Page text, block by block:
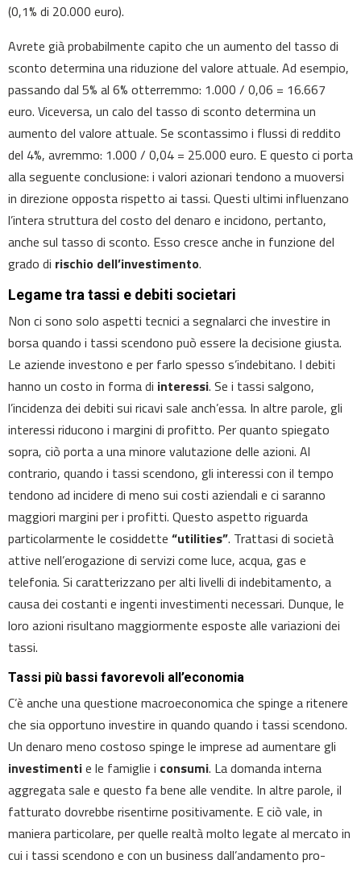
(0,1% di 20.000 euro).
Avrete già probabilmente capito che un aumento del tasso di
sconto determina una riduzione del valore attuale. Ad esempio,
passando dal 5% al 6% otterremmo: 1.000 / 0,06 = 16.667
euro. Viceversa, un calo del tasso di sconto determina un
aumento del valore attuale. Se scontassimo i flussi di reddito
del 4%, avremmo: 1.000 / 0,04 = 25.000 euro. E questo ci porta
alla seguente conclusione: i valori azionari tendono a muoversi
in direzione opposta rispetto ai tassi. Questi ultimi influenzano
l’intera struttura del costo del denaro e incidono, pertanto,
anche sul tasso di sconto. Esso cresce anche in funzione del
grado di rischio dell’investimento.
Legame tra tassi e debiti societari
Non ci sono solo aspetti tecnici a segnalarci che investire in
borsa quando i tassi scendono può essere la decisione giusta.
Le aziende investono e per farlo spesso s’indebitano. I debiti
hanno un costo in forma di interessi. Se i tassi salgono,
l’incidenza dei debiti sui ricavi sale anch’essa. In altre parole, gli
interessi riducono i margini di profitto. Per quanto spiegato
sopra, ciò porta a una minore valutazione delle azioni. Al
contrario, quando i tassi scendono, gli interessi con il tempo
tendono ad incidere di meno sui costi aziendali e ci saranno
maggiori margini per i profitti. Questo aspetto riguarda
particolarmente le cosiddette “utilities”. Trattasi di società
attive nell’erogazione di servizi come luce, acqua, gas e
telefonia. Si caratterizzano per alti livelli di indebitamento, a
causa dei costanti e ingenti investimenti necessari. Dunque, le
loro azioni risultano maggiormente esposte alle variazioni dei
tassi.
Tassi più bassi favorevoli all’economia
C’è anche una questione macroeconomica che spinge a ritenere
che sia opportuno investire in quando quando i tassi scendono.
Un denaro meno costoso spinge le imprese ad aumentare gli
investimentie le famiglie i consumi. La domanda interna
aggregata sale e questo fa bene alle vendite. In altre parole, il
fatturato dovrebbe risentirne positivamente. E ciò vale, in
maniera particolare, per quelle realtà molto legate al mercato in
cui i tassi scendono e con un business dall’andamento pro-